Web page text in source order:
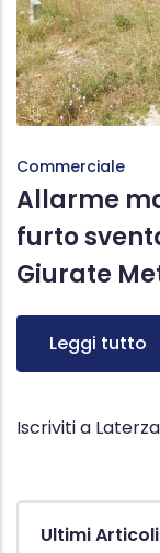
Commerciale
Allarme
furto
Giurate
Leggi tutto
Iscriviti a Laterza
Ultimi Articoli